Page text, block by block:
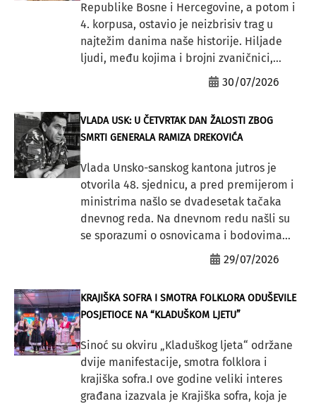
Republike Bosne i Hercegovine, a potom i
4. korpusa, ostavio je neizbrisiv trag u
najtežim danima naše historije. Hiljade
ljudi, među kojima i brojni zvaničnici,...
30/07/2026
VLADA USK: U ČETVRTAK DAN ŽALOSTI ZBOG
SMRTI GENERALA RAMIZA DREKOVIĆA
Vlada Unsko-sanskog kantona jutros je
otvorila 48. sjednicu, a pred premijerom i
ministrima našlo se dvadesetak tačaka
dnevnog reda. Na dnevnom redu našli su
se sporazumi o osnovicama i bodovima...
29/07/2026
KRAJIŠKA SOFRA I SMOTRA FOLKLORA ODUŠEVILE
POSJETIOCE NA “KLADUŠKOM LJETU”
Sinoć su okviru „Kladuškog ljeta“ održane
dvije manifestacije, smotra folklora i
krajiška sofra.I ove godine veliki interes
građana izazvala je Krajiška sofra, koja je